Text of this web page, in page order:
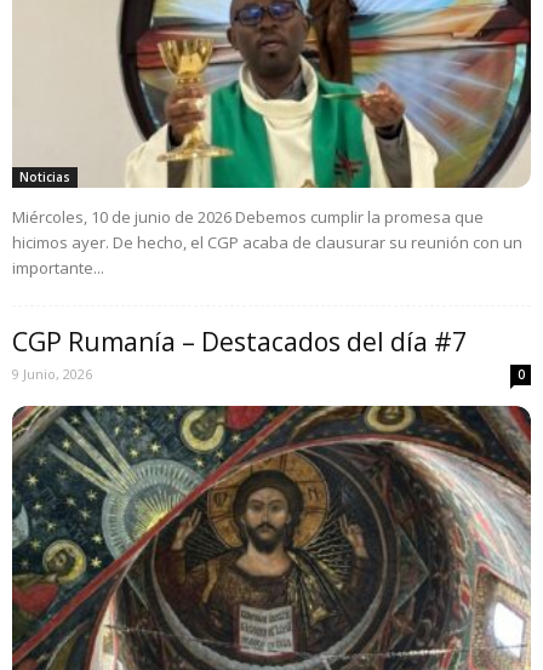
Noticias
Miércoles, 10 de junio de 2026 Debemos cumplir la promesa que
hicimos ayer. De hecho, el CGP acaba de clausurar su reunión con un
importante...
CGP Rumanía – Destacados del día #7
9 Junio, 2026 0